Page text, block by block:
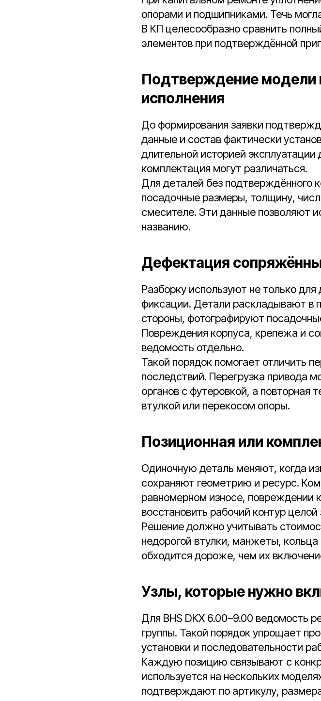
опорами и подшипниками. Течь
В КП целесообразно сравнить
элементов при подтверждённой
Подтверждение модели
исполнения
До формирования заявки
данные и состав фактически
длительной историей
комплектация могут различаться.
Для деталей без подтверждённого
посадочные размеры, толщину,
смесителе. Эти данные позволяют
названию.
Дефектация
Разборку используют не только
фиксации. Детали раскладывают в
стороны, фотографируют
Повреждения корпуса, крепежа и
ведомость отдельно.
Такой порядок помогает отличить
последствий. Перегрузка привода
органов с футеровкой, а повторная
втулкой или перекосом опоры.
Позиционная или
Одиночную деталь меняют, когда
сохраняют геометрию и ресурс.
равномерном износе, повреждении
восстановить рабочий контур целой
Решение должно учитывать
недорогой втулки, манжеты,
обходится дороже, чем их
Узлы, которые нужно
Для BHS DKX 6.00–9.00 ведомость
группы. Такой порядок упрощает
установки и последовательности
Каждую позицию связывают с
используется на нескольких
подтверждают по артикулу,